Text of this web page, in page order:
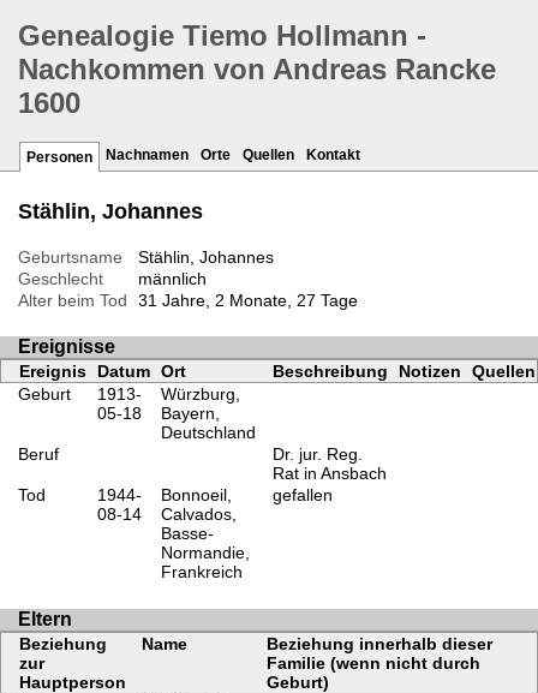
Genealogie Tiemo Hollmann -
Nachkommen von Andreas Rancke
1600
Personen Nachnamen Orte Quellen Kontakt
Stählin, Johannes
Geburtsname
Stählin, Johannes
Geschlecht
männlich
Alter beim Tod
31 Jahre, 2 Monate, 27 Tage
Ereignisse
Ereignis Datum Ort Beschreibung Notizen
Quellen
Geburt
1913-
05-18
Würzburg,
Bayern,
Deutschland
Beruf
Dr. jur. Reg.
Rat in Ansbach
Tod
1944-
08-14
Bonnoeil,
Calvados,
Basse-
Normandie,
Frankreich
gefallen
Eltern
Beziehung
zur
Hauptperson
Name
Beziehung innerhalb dieser
Familie (wenn nicht durch
Geburt)